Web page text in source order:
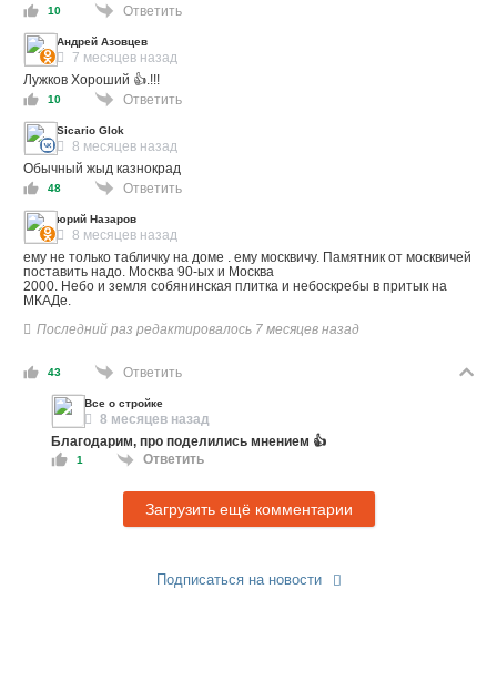
10 Ответить
Андрей Азовцев
7 месяцев назад
Лужков Хороший 👍.!!!
10 Ответить
Sicario Glok
8 месяцев назад
Обычный жыд казнокрад
48 Ответить
юрий Назаров
8 месяцев назад
ему не только табличку на доме . ему москвичу. Памятник от москвичей
поставить надо. Москва 90-ых и Москва
2000. Небо и земля собянинская плитка и небоскребы в притык на
МКАДе.
Последний раз редактировалось 7 месяцев назад
43 Ответить
Все о стройке
8 месяцев назад
Благодарим, про поделились мнением 👍
1 Ответить
Загрузить ещё комментарии
Подписаться на новости